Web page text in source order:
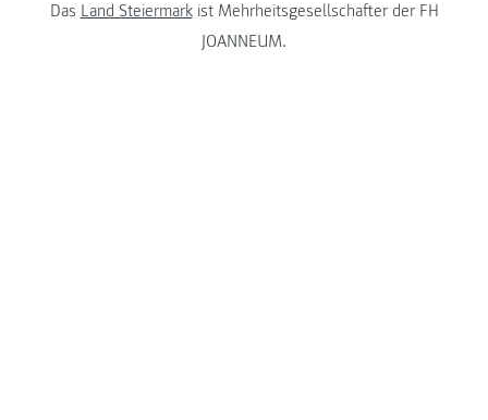
Das Land Steiermarkist Mehrheitsgesellschafter der FH
JOANNEUM.